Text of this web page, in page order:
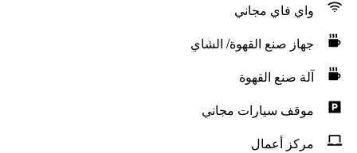
واي فاي مجاني
جهاز صنع القهوة/ الشاي
آلة صنع القهوة
موقف سيارات مجاني
مركز أعمال